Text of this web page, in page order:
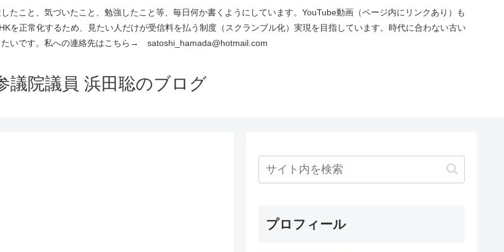
たこと、気づいたこと、勉強したこと等、毎日何か書くようにしています。YouTube動画（ページ内にリンクあり）も
を正常化するため、見たい人だけが受信料を払う制度（スクランブル化）実現を目指しています。時代に合わない古い
たいです。私への連絡先はこちら→ satoshi_hamada@hotmail.com
議院議員 浜田聡のブログ
プロフィール